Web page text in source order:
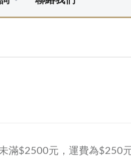
滿$2500元，運費為$250